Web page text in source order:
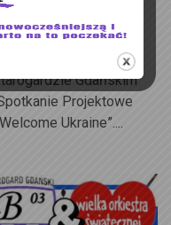
Gdańskim
Projektowe
Ukraine”....